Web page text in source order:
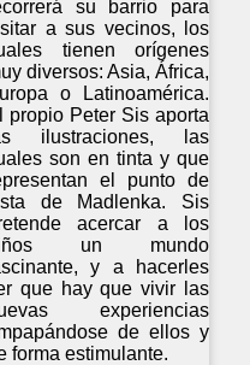
su barrio para
a sus vecinos, los
tienen orígenes
diversos: Asia, África,
o Latinoamérica.
propio Peter Sis aporta
ilustraciones, las
son en tinta y que
el punto de
de Madlenka. Sis
acercar a los
un mundo
y a hacerles
que hay que vivir las
experiencias
de ellos y
forma estimulante.